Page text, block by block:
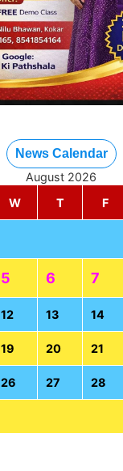
News Calendar
August 2026
W T F
5 6 7
12 13 14
19 20 21
26 27 28